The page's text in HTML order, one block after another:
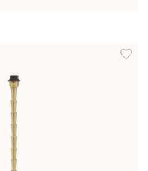
Lägg